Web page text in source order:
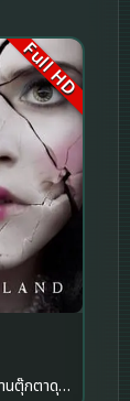
Full HD